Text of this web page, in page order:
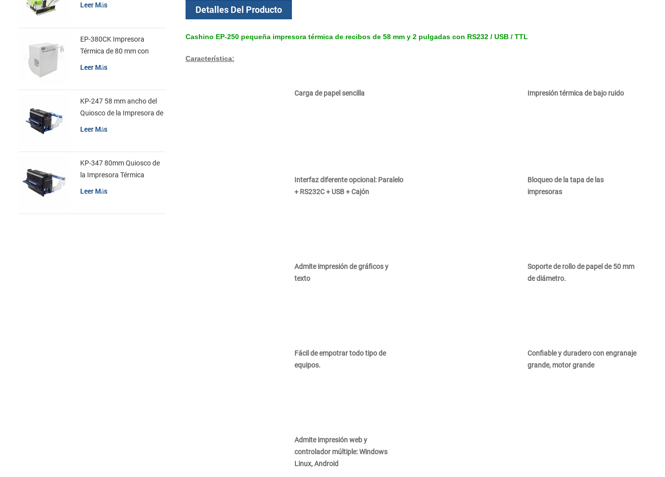
Detalles Del Producto
Cashino EP-250 pequeña impresora térmica de recibos de 58 mm y 2 pulgadas con RS232 / USB / TTL
Característica:
Carga de papel sencilla Impresión térmica de bajo ruido
Interfaz diferente opcional: Paralelo
+ RS232C + USB + Cajón
Bloqueo de la tapa de las
impresoras
Admite impresión de gráficos y
texto
Soporte de rollo de papel de 50 mm
de diámetro.
Fácil de empotrar todo tipo de
equipos.
Confiable y duradero con engranaje
grande, motor grande
Admite impresión web y
controlador múltiple: Windows
Linux, Android
Leer Más
EP-380CK Impresora
Térmica de 80 mm con
Leer Más
KP-247 58 mm ancho del
Quiosco de la Impresora de
Leer Más
KP-347 80mm Quiosco de
la Impresora Térmica
Leer Más